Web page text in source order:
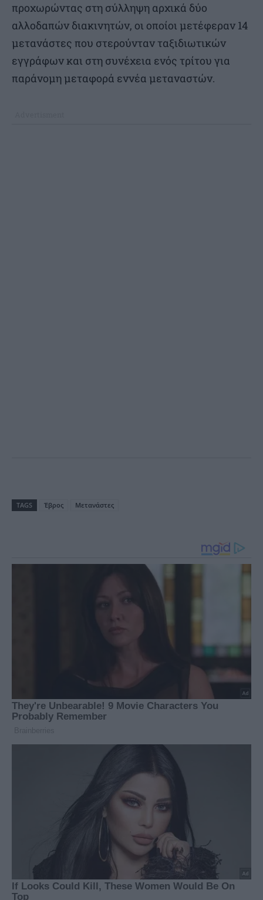
προχωρώντας στη σύλληψη αρχικά δύο
αλλοδαπών διακινητών, οι οποίοι μετέφεραν 14
μετανάστες που στερούνταν ταξιδιωτικών
εγγράφων και στη συνέχεια ενός τρίτου για
παράνομη μεταφορά εννέα μεταναστών.
TAGS Έβρος Μετανάστες